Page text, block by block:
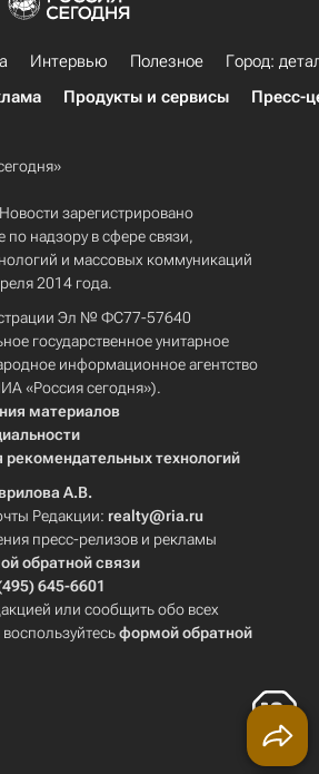
Интервью Полезное
Город:
Продукты и сервисы Пресс-
зарегистрировано
надзору в сфере связи,
и массовых коммуникаций
2014 года.
Эл № ФС77-57640
государственное унитарное
информационное агентство
«Россия сегодня»).
материалов
технологий
А.В.
Редакции: realty@ria.ru
пресс-релизов и рекламы
обратной связи
645-6601
или сообщить обо всех
формой обратной